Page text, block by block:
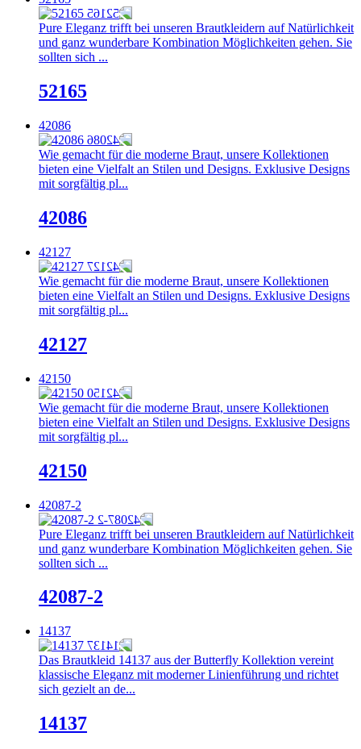
Pure Eleganz trifft bei unseren Brautkleidern auf Natürlichkeit
und ganz wunderbare Kombination Möglichkeiten gehen. Sie
sollten sich ...
52165
42086
Wie gemacht für die moderne Braut, unsere Kollektionen
bieten eine Vielfalt an Stilen und Designs. Exklusive Designs
mit sorgfältig pl...
42086
42127
Wie gemacht für die moderne Braut, unsere Kollektionen
bieten eine Vielfalt an Stilen und Designs. Exklusive Designs
mit sorgfältig pl...
42127
42150
Wie gemacht für die moderne Braut, unsere Kollektionen
bieten eine Vielfalt an Stilen und Designs. Exklusive Designs
mit sorgfältig pl...
42150
42087-2
Pure Eleganz trifft bei unseren Brautkleidern auf Natürlichkeit
und ganz wunderbare Kombination Möglichkeiten gehen. Sie
sollten sich ...
42087-2
14137
Das Brautkleid 14137 aus der Butterfly Kollektion vereint
klassische Eleganz mit moderner Linienführung und richtet
sich gezielt an de...
14137